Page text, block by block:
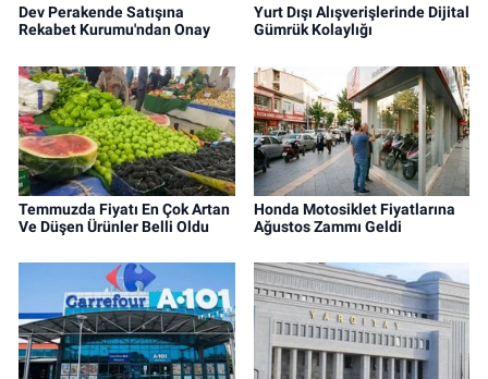
Dev Perakende Satışına
Rekabet Kurumu'ndan Onay
Yurt Dışı Alışverişlerinde Dijital
Gümrük Kolaylığı
Temmuzda Fiyatı En Çok Artan
Ve Düşen Ürünler Belli Oldu
Honda Motosiklet Fiyatlarına
Ağustos Zammı Geldi